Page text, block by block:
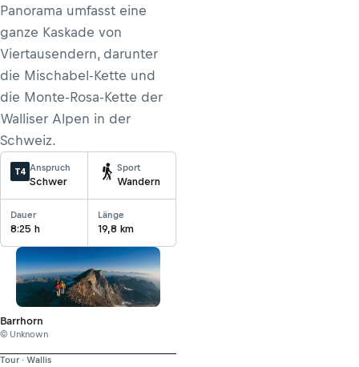
Panorama umfasst eine
ganze Kaskade von
Viertausendern, darunter
die Mischabel-Kette und
die Monte-Rosa-Kette der
Walliser Alpen in der
Schweiz.
T4 Anspruch
Schwer
Sport
Wandern
Dauer
8:25 h
Länge
19,8 km
Barrhorn
© Unknown
Tour · Wallis